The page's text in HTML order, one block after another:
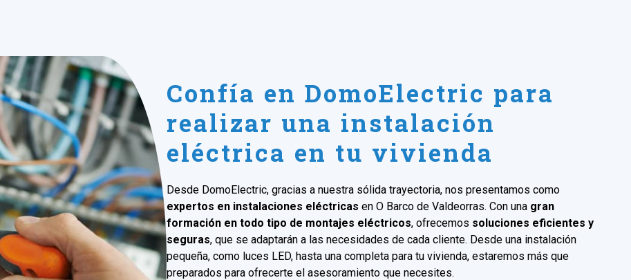
Confía en DomoElectric para
realizar una instalación
eléctrica en tu vivienda
Desde DomoElectric, gracias a nuestra sólida trayectoria, nos presentamos como
expertos en instalaciones eléctricas en O Barco de Valdeorras. Con una gran
formación en todo tipo de montajes eléctricos, ofrecemos soluciones eficientes y
seguras, que se adaptarán a las necesidades de cada cliente. Desde una instalación
pequeña, como luces LED, hasta una completa para tu vivienda, estaremos más que
preparados para ofrecerte el asesoramiento que necesites.